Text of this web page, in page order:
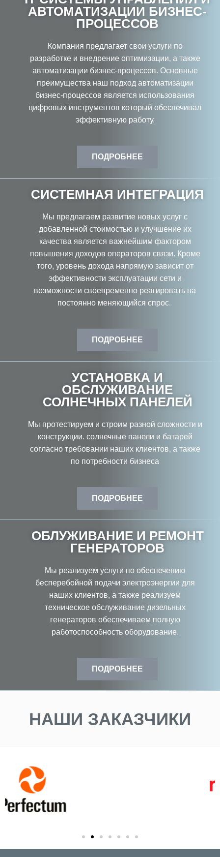
АВТОМАТИЗАЦИИ БИЗНЕС-
ПРОЦЕССОВ
Компания предлагает свои услуги по
разработке и внедрение оптимизации, а также
автоматизации бизнес-процессов. Основные
преимущества наш подход автоматизации
бизнес-процессов является использования
цифровых инструментов который обеспечивал
эффективную работу.
ПОДРОБНЕЕ
СИСТЕМНАЯ ИНТЕГРАЦИЯ
Мы предлагаем развитие новых услуг с
добавленной стоимостью и улучшение их
качества является важнейшим фактором
повышения доходов операторов связи. Кроме
того, уровень дохода напрямую зависит от
эффективности эксплуатации сети и
возможности своевременно реагировать на
постоянно меняющийся спрос.
ПОДРОБНЕЕ
УСТАНОВКА И
ОБСЛУЖИВАНИЕ
СОЛНЕЧНЫХ ПАНЕЛЕЙ
Мы протестируем и строим разной сложности и
конструкции. солнечные панели и батарей
согласно требовании наших клиентов, а также
по потребности бизнеса
ПОДРОБНЕЕ
ОБЛУЖИВАНИЕ И РЕМОНТ
ГЕНЕРАТОРОВ
Мы реализуем услуги по обеспечению
бесперебойной подачи электроэнергии для
наших клиентов, а также реализуем
техническое обслуживание дизельных
генераторов обеспечиваем полную
работоспособность оборудование.
ПОДРОБНЕЕ
НАШИ ЗАКАЗЧИКИ